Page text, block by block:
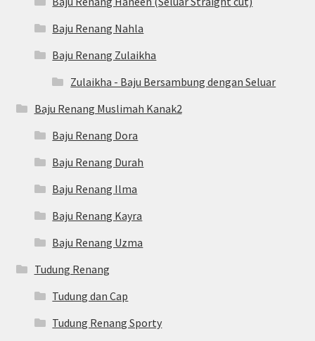
Baju Renang Nahla
Baju Renang Zulaikha
Zulaikha - Baju Bersambung dengan Seluar
Baju Renang Muslimah Kanak2
Baju Renang Dora
Baju Renang Durah
Baju Renang Ilma
Baju Renang Kayra
Baju Renang Uzma
Tudung Renang
Tudung dan Cap
Tudung Renang Sporty